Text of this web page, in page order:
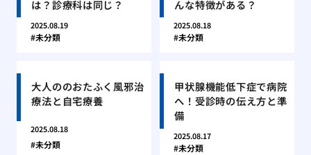
は？診療科は同じ？
2025.08.19
未分類
んな特徴がある？
2025.08.18
未分類
大人ののおたふく風邪治
療法と自宅療養
2025.08.18
未分類
甲状腺機能低下症で病院
へ！受診時の伝え方と準
備
2025.08.17
未分類